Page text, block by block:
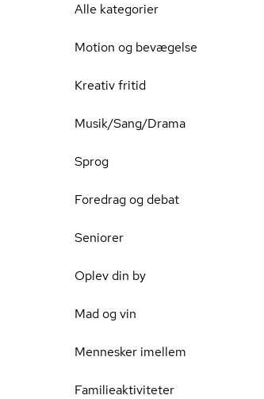
Alle kategorier
Motion og bevægelse
Kreativ fritid
Musik/Sang/Drama
Sprog
Foredrag og debat
Seniorer
Oplev din by
Mad og vin
Mennesker imellem
Familieaktiviteter